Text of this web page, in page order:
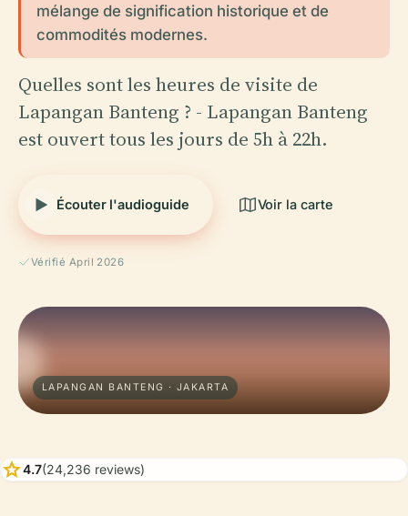
mélange de signification historique et de
commodités modernes.
Quelles sont les heures de visite de
Lapangan Banteng ? - Lapangan Banteng
est ouvert tous les jours de 5h à 22h.
Écouter l'audioguide Voir la carte
Vérifié April 2026
LAPANGAN BANTENG · JAKARTA
star4.7(24,236 reviews)